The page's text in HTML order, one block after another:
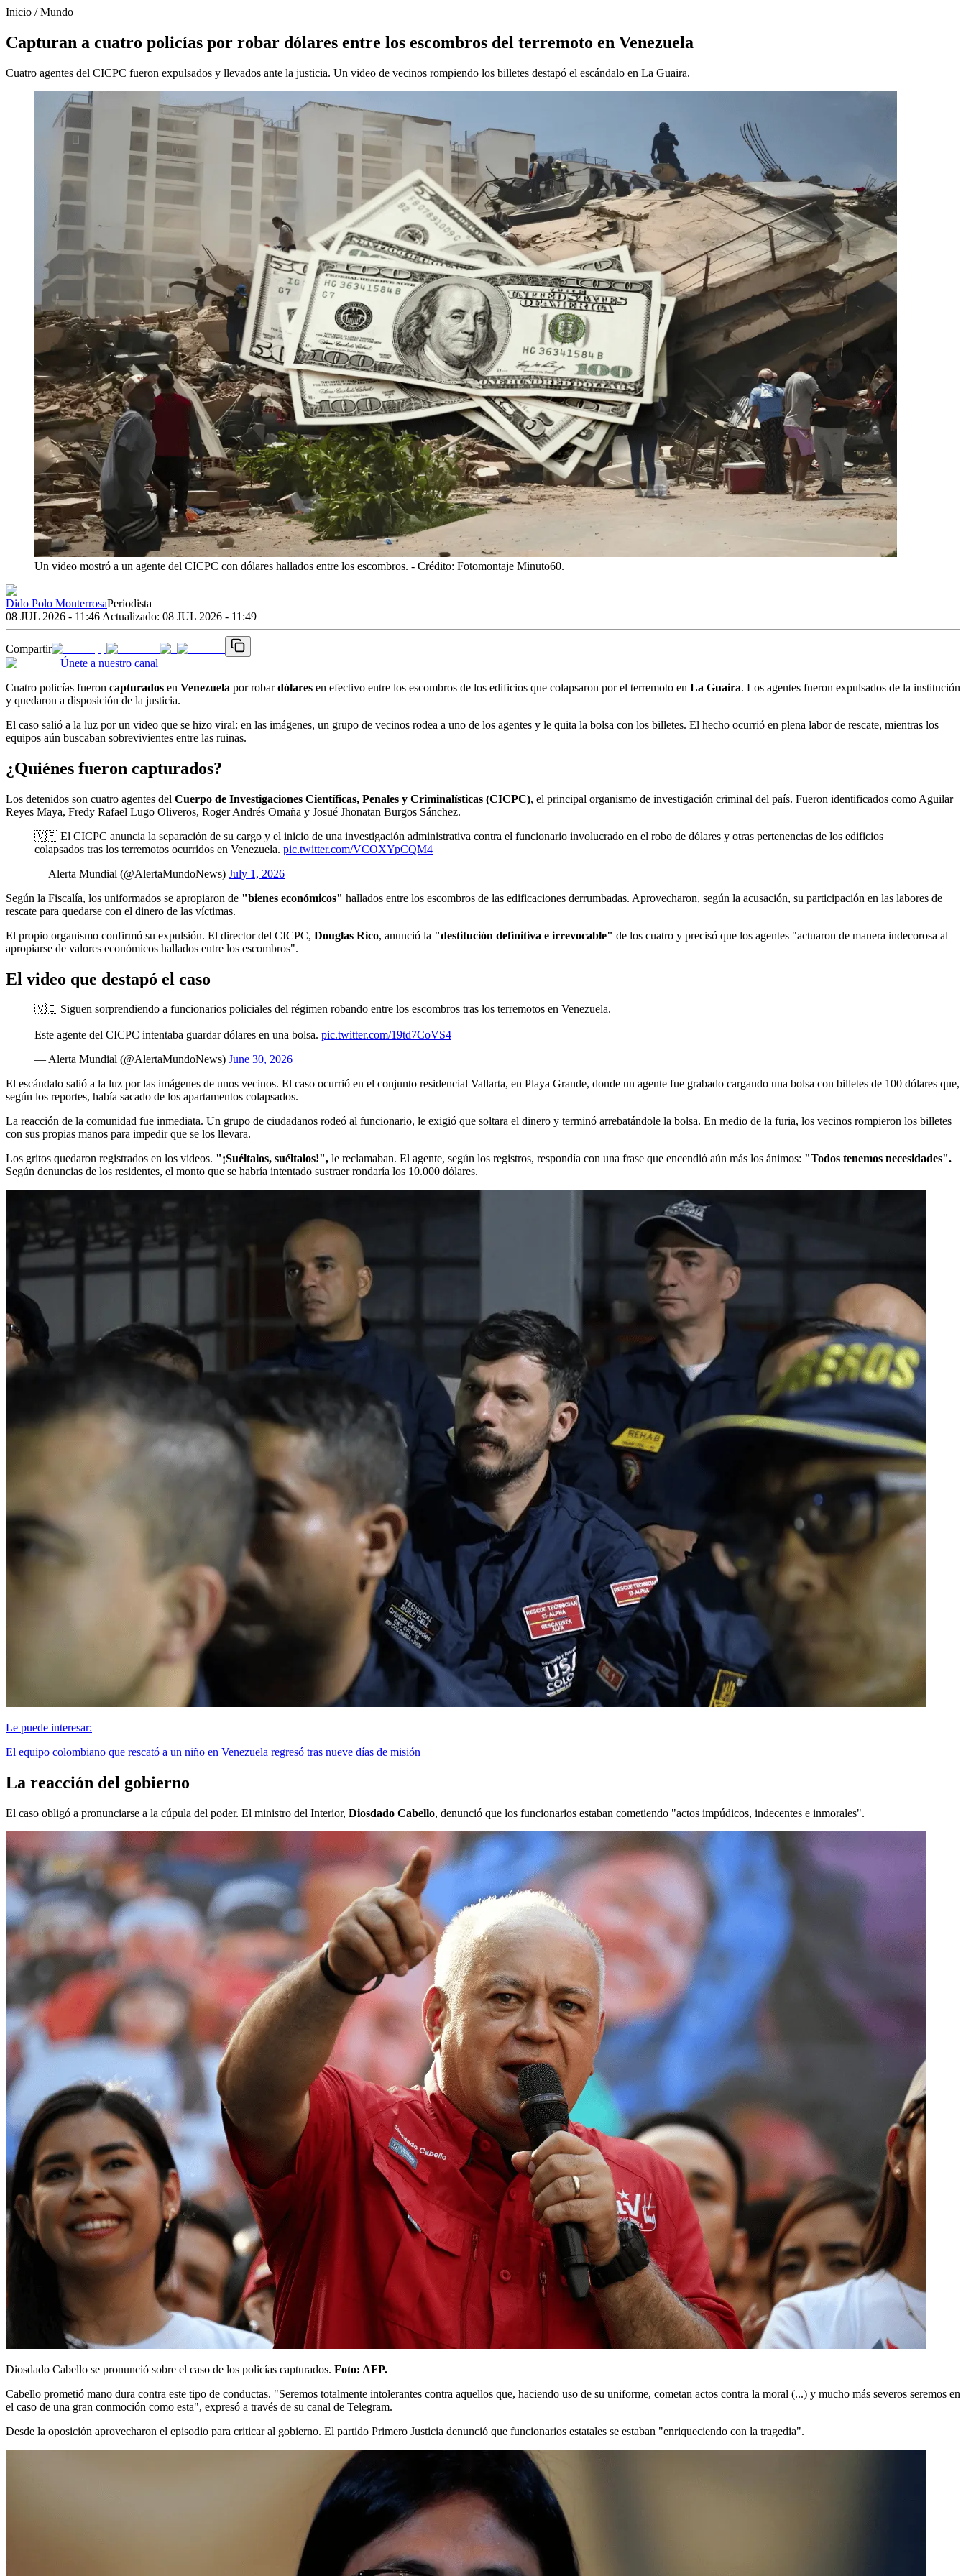
Inicio /Mundo
Capturan a cuatro policías por robar dólares entre los escombros del terremoto en Venezuela
Cuatro agentes del CICPC fueron expulsados y llevados ante la justicia. Un video de vecinos rompiendo los billetes destapó el escándalo en La Guaira.
Un video mostró a un agente del CICPC con dólares hallados entre los escombros. - Crédito: Fotomontaje Minuto60.
Dido Polo MonterrosaPeriodista
08 JUL 2026 - 11:46|Actualizado: 08 JUL 2026 - 11:49
Compartir
Únete a nuestro canal
Cuatro policías fueron capturados en Venezuela por robardólares en efectivo entre los escombros de los edificios que colapsaron por el terremoto en La Guaira. Los agentes fueron expulsados de la institución
y quedaron a disposición de la justicia.
El caso salió a la luz por un video que se hizo viral: en las imágenes, un grupo de vecinos rodea a uno de los agentes y le quita la bolsa con los billetes. El hecho ocurrió en plena labor de rescate, mientras los
equipos aún buscaban sobrevivientes entre las ruinas.
¿Quiénes fueron capturados?
Los detenidos son cuatro agentes del Cuerpo de Investigaciones Científicas, Penales y Criminalísticas (CICPC), el principal organismo de investigación criminal del país. Fueron identificados como Aguilar
Reyes Maya, Fredy Rafael Lugo Oliveros, Roger Andrés Omaña y Josué Jhonatan Burgos Sánchez.
🇻🇪 El CICPC anuncia la separación de su cargo y el inicio de una investigación administrativa contra el funcionario involucrado en el robo de dólares y otras pertenencias de los edificios
colapsados tras los terremotos ocurridos en Venezuela. pic.twitter.com/VCOXYpCQM4
— Alerta Mundial (@AlertaMundoNews) July 1, 2026
Según la Fiscalía, los uniformados se apropiaron de "bienes económicos" hallados entre los escombros de las edificaciones derrumbadas. Aprovecharon, según la acusación, su participación en las labores de
rescate para quedarse con el dinero de las víctimas.
El propio organismo confirmó su expulsión. El director del CICPC, Douglas Rico, anunció la "destitución definitiva e irrevocable" de los cuatro y precisó que los agentes "actuaron de manera indecorosa al
apropiarse de valores económicos hallados entre los escombros".
El video que destapó el caso
🇻🇪 Siguen sorprendiendo a funcionarios policiales del régimen robando entre los escombros tras los terremotos en Venezuela.
Este agente del CICPC intentaba guardar dólares en una bolsa. pic.twitter.com/19td7CoVS4
— Alerta Mundial (@AlertaMundoNews) June 30, 2026
El escándalo salió a la luz por las imágenes de unos vecinos. El caso ocurrió en el conjunto residencial Vallarta, en Playa Grande, donde un agente fue grabado cargando una bolsa con billetes de 100 dólares que,
según los reportes, había sacado de los apartamentos colapsados.
La reacción de la comunidad fue inmediata. Un grupo de ciudadanos rodeó al funcionario, le exigió que soltara el dinero y terminó arrebatándole la bolsa. En medio de la furia, los vecinos rompieron los billetes
con sus propias manos para impedir que se los llevara.
Los gritos quedaron registrados en los videos. "¡Suéltalos, suéltalos!", le reclamaban. El agente, según los registros, respondía con una frase que encendió aún más los ánimos: "Todos tenemos necesidades".
Según denuncias de los residentes, el monto que se habría intentado sustraer rondaría los 10.000 dólares.
Le puede interesar:
El equipo colombiano que rescató a un niño en Venezuela regresó tras nueve días de misión
La reacción del gobierno
El caso obligó a pronunciarse a la cúpula del poder. El ministro del Interior, Diosdado Cabello, denunció que los funcionarios estaban cometiendo "actos impúdicos, indecentes e inmorales".
Diosdado Cabello se pronunció sobre el caso de los policías capturados. Foto: AFP.
Cabello prometió mano dura contra este tipo de conductas. "Seremos totalmente intolerantes contra aquellos que, haciendo uso de su uniforme, cometan actos contra la moral (...) y mucho más severos seremos en
el caso de una gran conmoción como esta", expresó a través de su canal de Telegram.
Desde la oposición aprovecharon el episodio para criticar al gobierno. El partido Primero Justicia denunció que funcionarios estatales se estaban "enriqueciendo con la tragedia".